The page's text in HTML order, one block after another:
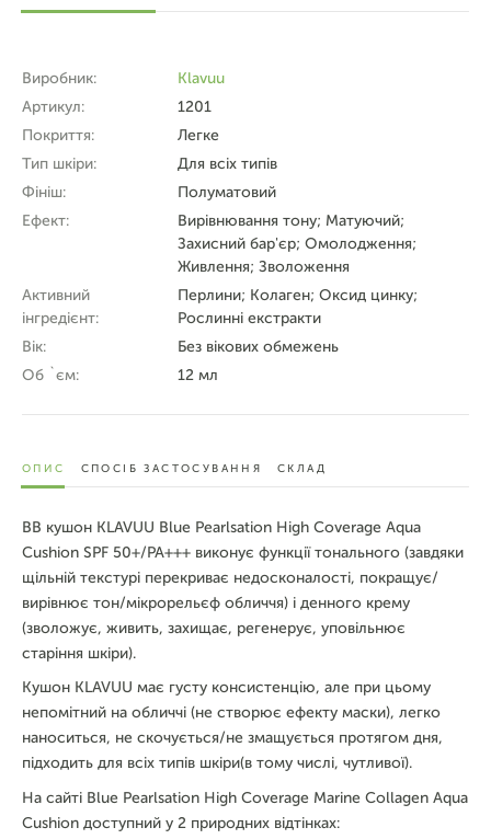
Виробник:
Klavuu
Артикул:
1201
Покриття:
Легке
Тип шкіри:
Для всіх типів
Фініш:
Полуматовий
Ефект:
Вирівнювання тону; Матуючий;
Захисний бар'єр; Омолодження;
Живлення; Зволоження
Активний
інгредієнт:
Перлини; Колаген; Оксид цинку;
Рослинні екстракти
Вік:
Без вікових обмежень
Об `єм:
12 мл
ОПИС СПОСІБ ЗАСТОСУВАННЯ СКЛАД
ВВ кушон KLAVUU Blue Pearlsation High Coverage Aqua
Cushion SPF 50+/PA+++ виконує функції тонального (завдяки
щільній текстурі перекриває недосконалості, покращує/
вирівнює тон/мікрорельєф обличчя) і денного крему
(зволожує, живить, захищає, регенерує, уповільнює
старіння шкіри).
Кушон KLAVUU має густу консистенцію, але при цьому
непомітний на обличчі (не створює ефекту маски), легко
наноситься, не скочується/не змащується протягом дня,
підходить для всіх типів шкіри(в тому числі, чутливої).
На сайті Blue Pearlsation High Coverage Marine Collagen Aqua
Cushion доступний у 2 природних відтінках: